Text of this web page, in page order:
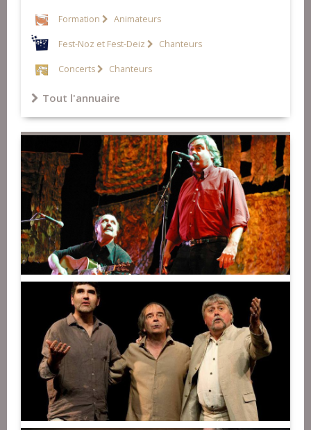
Formation Animateurs
Fest-Noz et Fest-Deiz Chanteurs
Concerts Chanteurs
Tout l'annuaire